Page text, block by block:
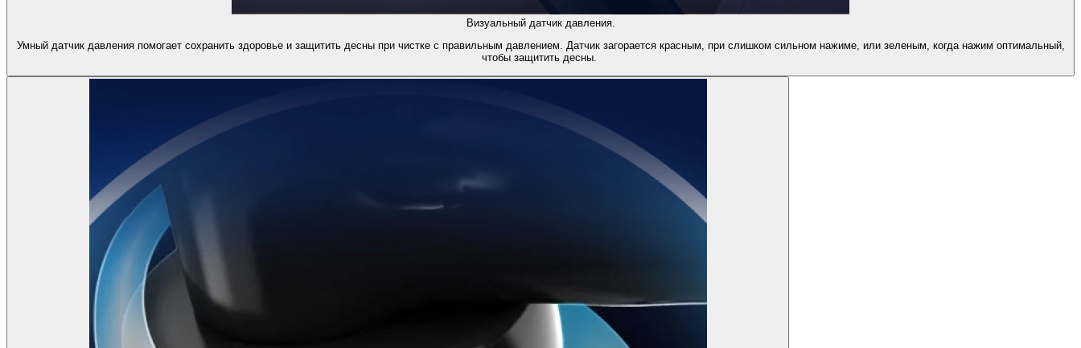
Визуальный датчик давления.
Умный датчик давления помогает сохранить здоровье и защитить десны при чистке с правильным давлением. Датчик загорается красным, при слишком сильном нажиме, или зеленым, когда нажим оптимальный,
чтобы защитить десны.